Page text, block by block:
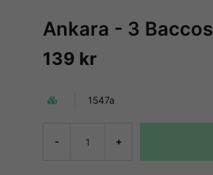
Ankara - 3 Baccos
139 kr
1547a
- +